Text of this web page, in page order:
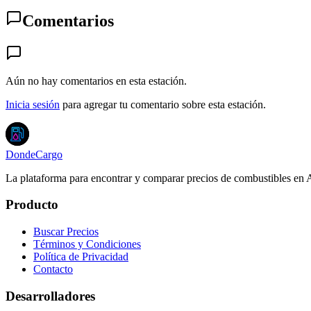
Comentarios
Aún no hay comentarios en esta estación.
Inicia sesión para agregar tu comentario sobre esta estación.
DondeCargo
La plataforma para encontrar y comparar precios de combustibles en
Producto
Buscar Precios
Términos y Condiciones
Política de Privacidad
Contacto
Desarrolladores